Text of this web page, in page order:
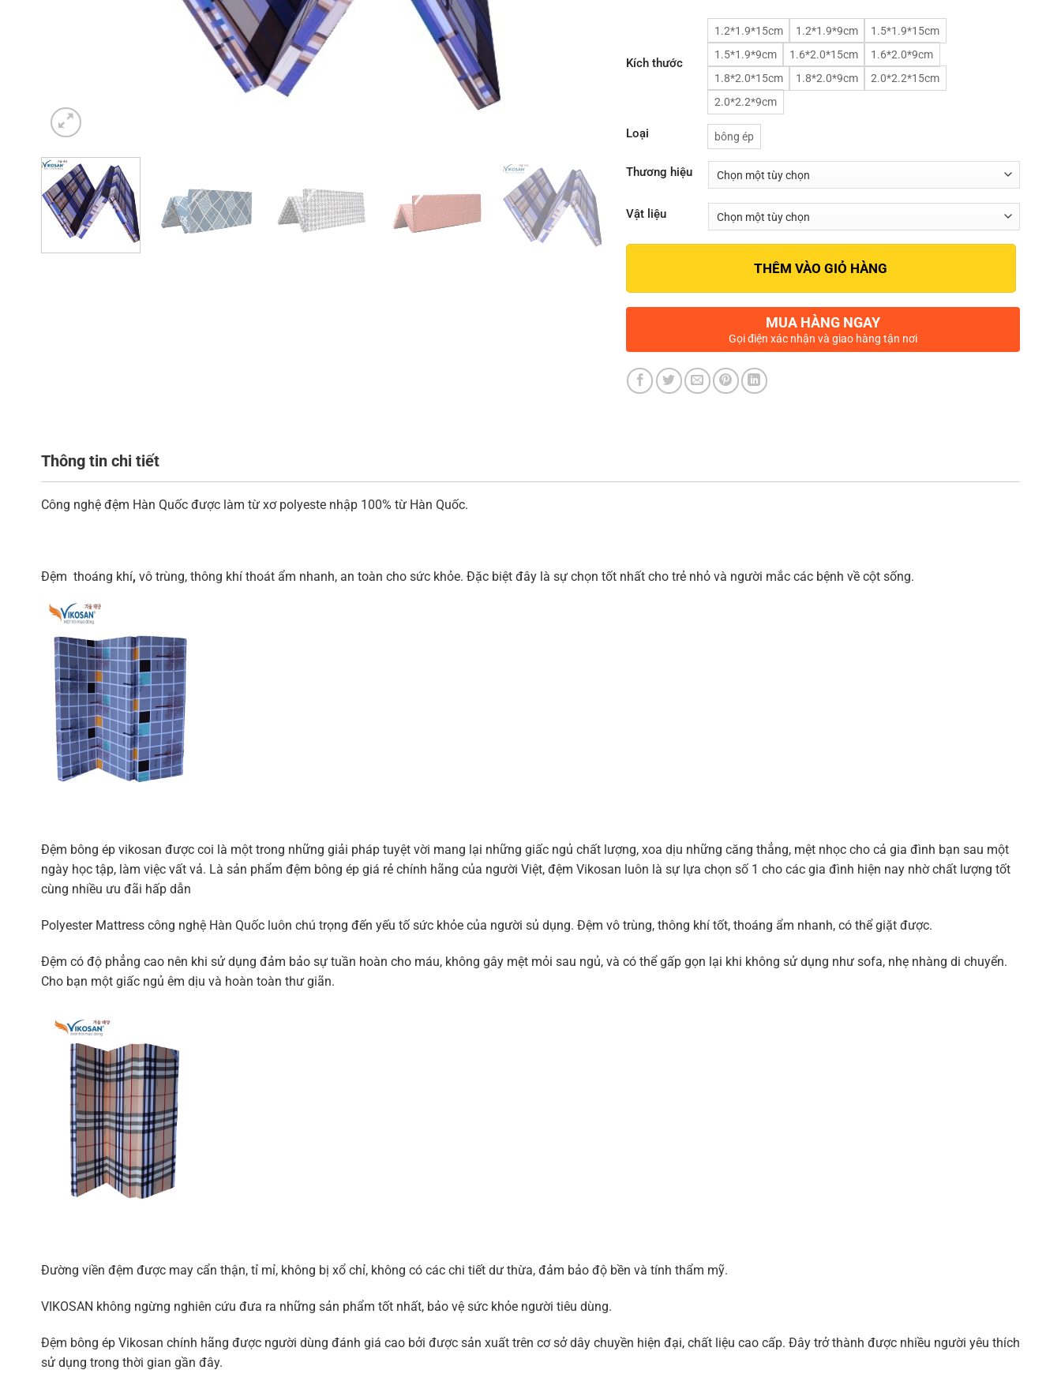
Kích thước
1.2*1.9*15cm 1.2*1.9*9cm
1.5*1.9*15cm
1.5*1.9*9cm
1.6*2.0*15cm
1.6*2.0*9cm
1.8*2.0*15cm
1.8*2.0*9cm
2.0*2.2*15cm
2.0*2.2*9cm
Loại bông ép
Thương hiệu
Vật liệu
THÊM VÀO GIỎ HÀNG
MUA HÀNG NGAY
Gọi điện xác nhận và giao hàng tận nơi
Thông tin chi tiết
Công nghệ đệm Hàn Quốc được làm từ xơ polyeste nhập 100% từ Hàn Quốc.
Đệm thoáng khí, vô trùng, thông khí thoát ẩm nhanh, an toàn cho sức khỏe. Đặc biệt đây là sự chọn tốt nhất cho trẻ nhỏ và người mắc các bệnh về cột sống.
Đệm bông ép vikosan được coi là một trong những giải pháp tuyệt vời mang lại những giấc ngủ chất lượng, xoa dịu những căng thẳng, mệt nhọc cho cả gia đình bạn sau một
ngày học tập, làm việc vất vả. Là sản phẩm đệm bông ép giá rẻ chính hãng của người Việt, đệm Vikosan luôn là sự lựa chọn số 1 cho các gia đình hiện nay nhờ chất lượng tốt
cùng nhiều ưu đãi hấp dẫn
Polyester Mattress công nghệ Hàn Quốc luôn chú trọng đến yếu tố sức khỏe của người sủ dụng. Đệm vô trùng, thông khí tốt, thoáng ẩm nhanh, có thể giặt được.
Đệm có độ phẳng cao nên khi sử dụng đảm bảo sự tuần hoàn cho máu, không gây mệt mỏi sau ngủ, và có thể gấp gọn lại khi không sử dụng như sofa, nhẹ nhàng di chuyển.
Cho bạn một giấc ngủ êm dịu và hoàn toàn thư giãn.
Đường viền đệm được may cẩn thận, tỉ mỉ, không bị xổ chỉ, không có các chi tiết dư thừa, đảm bảo độ bền và tính thẩm mỹ.
VIKOSAN không ngừng nghiên cứu đưa ra những sản phẩm tốt nhất, bảo vệ sức khỏe người tiêu dùng.
Đệm bông ép Vikosan chính hãng được người dùng đánh giá cao bởi được sản xuất trên cơ sở dây chuyền hiện đại, chất liệu cao cấp. Đây trở thành được nhiều người yêu thích
sử dụng trong thời gian gần đây.